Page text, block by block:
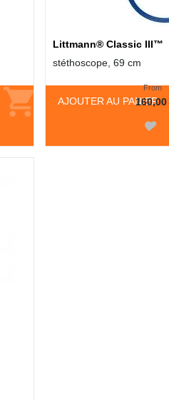
Littmann® Classic III™
stéthoscope, 69 cm
AJOUTER AU PANIER
From
160,00